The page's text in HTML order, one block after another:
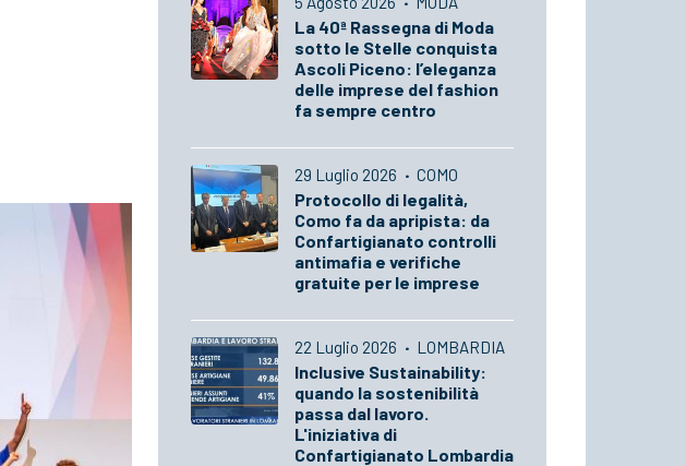
La 40ª Rassegna di Moda
sotto le Stelle conquista
Ascoli Piceno: l’eleganza
delle imprese del fashion
fa sempre centro
29 Luglio 2026 · COMO
Protocollo di legalità,
Como fa da apripista: da
Confartigianato controlli
antimafia e verifiche
gratuite per le imprese
22 Luglio 2026 · LOMBARDIA
Inclusive Sustainability:
quando la sostenibilità
passa dal lavoro.
L'iniziativa di
Confartigianato Lombardia